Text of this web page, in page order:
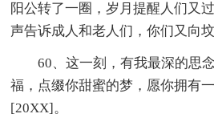
阳公转了一圈，岁月提醒人们又
声告诉成人和老人们，你们又向
60、这一刻，有我最深的思
福，点缀你甜蜜的梦，愿你拥有
[20XX]。